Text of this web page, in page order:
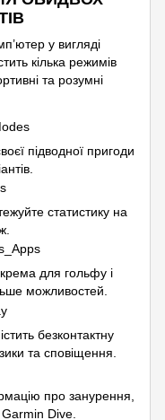
у вигляді
кілька режимів
та розумні
підводної пригоди
статистику на
для гольфу і
можливостей.
безконтактну
та сповіщення.
про занурення,
Dive.